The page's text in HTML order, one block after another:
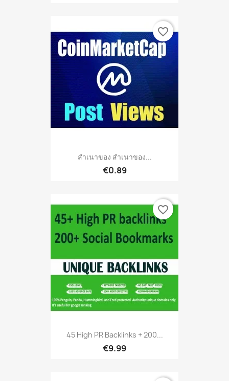
สำเนาของ สำเนาของ...
€0.89
favorite_border
45 High PR Backlinks + 200...
€9.99
favorite_border